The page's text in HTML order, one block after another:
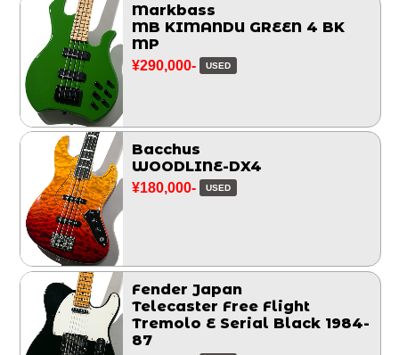
Markbass
MB KIMANDU GREEN 4 BK
MP
¥290,000- USED
Bacchus
WOODLINE-DX4
¥180,000- USED
Fender Japan
Telecaster Free Flight
Tremolo E Serial Black 1984-
87